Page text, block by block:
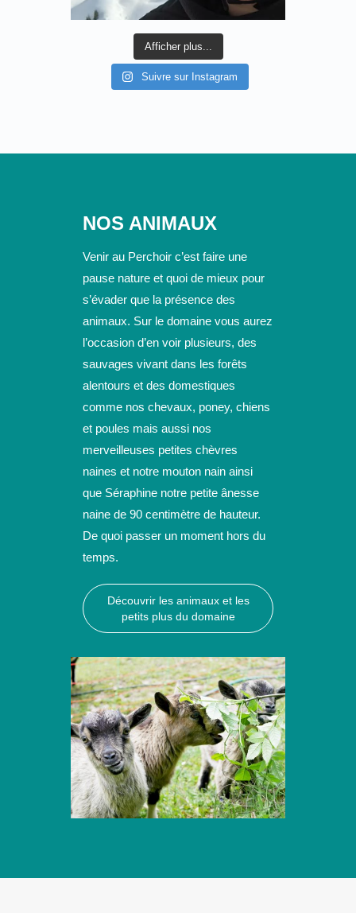
Afficher plus...
Suivre sur Instagram
NOS ANIMAUX
Venir au Perchoir c’est faire une
pause nature et quoi de mieux pour
s’évader que la présence des
animaux. Sur le domaine vous aurez
l’occasion d’en voir plusieurs, des
sauvages vivant dans les forêts
alentours et des domestiques
comme nos chevaux, poney, chiens
et poules mais aussi nos
merveilleuses petites chèvres
naines et notre mouton nain ainsi
que Séraphine notre petite ânesse
naine de 90 centimètre de hauteur.
De quoi passer un moment hors du
temps.
Découvrir les animaux et les
petits plus du domaine